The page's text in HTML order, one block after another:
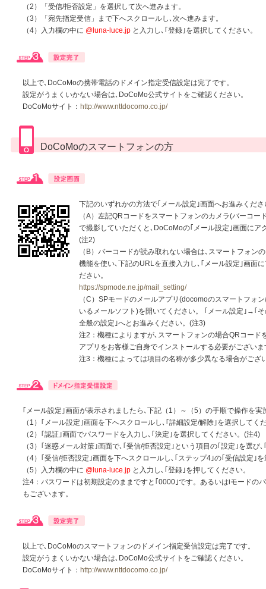
（2）「受信/拒否設定」を選択して次へ進みます。
（3）「宛先指定受信」まで下へスクロールし､次へ進みます。
（4）入力欄の中に @luna-luce.jp と入力し､｢登録｣を選択してください。
以上で､DoCoMoの携帯電話のドメイン指定受信設定は完了です。
設定がうまくいかない場合は､DoCoMo公式サイトをご確認ください。
DoCoMoサイト： http://www.nttdocomo.co.jp/
DoCoMoのスマートフォンの方
下記のいずれかの方法で｢メール設定｣画面へお進みくださ
（A）左記QRコードをスマートフォンのカメラ(バーコー
で撮影していただくと､DoCoMoの｢メール設定｣画面にア
(注2)
（B）バーコードが読み取れない場合は､スマートフォン
機能を使い､下記のURLを直接入力し､｢メール設定｣画面
ださい。
https://spmode.ne.jp/mail_setting/
（C）SPモードのメールアプリ(docomoのスマートフォ
いるメールソフト)を開いてください。 ｢メール設定｣→｢
全般の設定｣へとお進みください。(注3)
注2：機種によりますが､スマートフォンの場合QRコード
アプリをお客様ご自身でインストールする必要がございま
注3：機種によっては項目の名称が多少異なる場合がござ
｢メール設定｣画面が表示されましたら､下記（1）～（5）の手順で操作を実
（1）｢メール設定｣画面を下へスクロールし､｢詳細設定/解除｣を選択してく
（2）｢認証｣画面でパスワードを入力し､｢決定｣を選択してください。(注4)
（3）｢迷惑メール対策｣画面で､｢受信/拒否設定｣という項目の｢設定｣を選び
（4）｢受信/拒否設定｣画面を下へスクロールし､｢ステップ4｣の｢受信設定｣
（5）入力欄の中に @luna-luce.jp と入力し､｢登録｣を押してください。
注4：パスワードは初期設定のままですと｢0000｣です。あるいはiモードの
もございます。
以上で､DoCoMoのスマートフォンのドメイン指定受信設定は完了です。
設定がうまくいかない場合は､DoCoMo公式サイトをご確認ください。
DoCoMoサイト： http://www.nttdocomo.co.jp/